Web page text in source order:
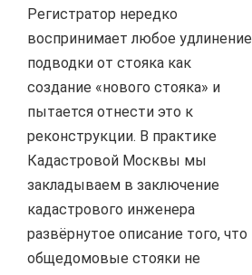
Регистратор нередко
воспринимает любое удлинение
подводки от стояка как
создание «нового стояка» и
пытается отнести это к
реконструкции. В практике
Кадастровой Москвы мы
закладываем в заключение
кадастрового инженера
развёрнутое описание того, что
общедомовые стояки не